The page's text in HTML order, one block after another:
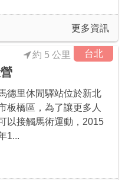
更多資訊
台北
約 5 公里
德里休閒驛站位於新北
板橋區，為了讓更多人
以接觸馬術運動，2015
1...